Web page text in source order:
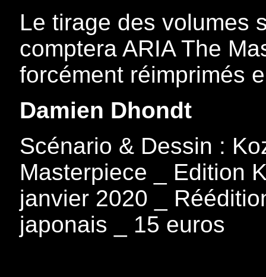
Le tirage des volumes
comptera ARIA The
forcément réimprimés
Damien Dhondt
Scénario & Dessin :
Masterpiece _ Edition
janvier 2020 _
japonais _ 15 euros